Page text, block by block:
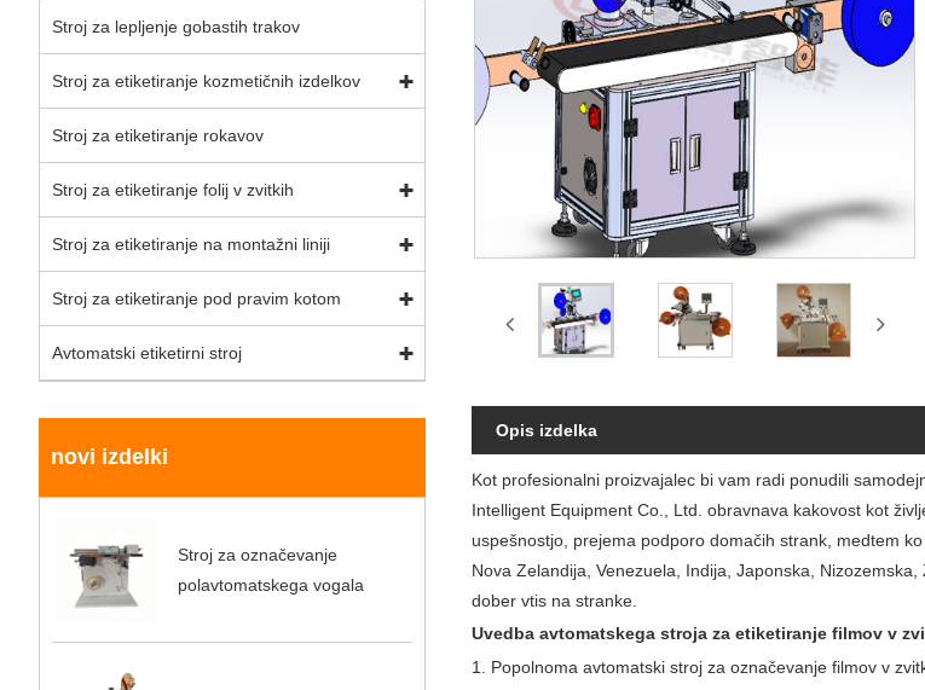
Stroj za lepljenje gobastih trakov
Stroj za etiketiranje kozmetičnih izdelkov
Stroj za etiketiranje rokavov
Stroj za etiketiranje folij v zvitkih
Stroj za etiketiranje na montažni liniji
Stroj za etiketiranje pod pravim kotom
Avtomatski etiketirni stroj
novi izdelki
Stroj za označevanje
polavtomatskega vogala
Opis izdelka
Kot profesionalni proizvajalec bi vam radi ponudili
Intelligent Equipment Co., Ltd. obravnava kakovost kot
uspešnostjo, prejema podporo domačih strank, medtem
Nova Zelandija, Venezuela, Indija, Japonska,
dober vtis na stranke.
Uvedba avtomatskega stroja za etiketiranje filmov v
1. Popolnoma avtomatski stroj za označevanje filmov v